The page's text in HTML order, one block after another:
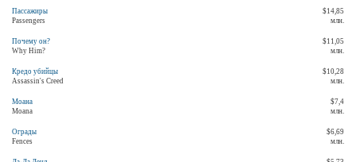
Пассажиры
Passengers
$14,85
млн.
Почему он?
Why Him?
$11,05
млн.
Кредо убийцы
Assassin's Creed
$10,28
млн.
Моана
Moana
$7,4
млн.
Ограды
Fences
$6,69
млн.